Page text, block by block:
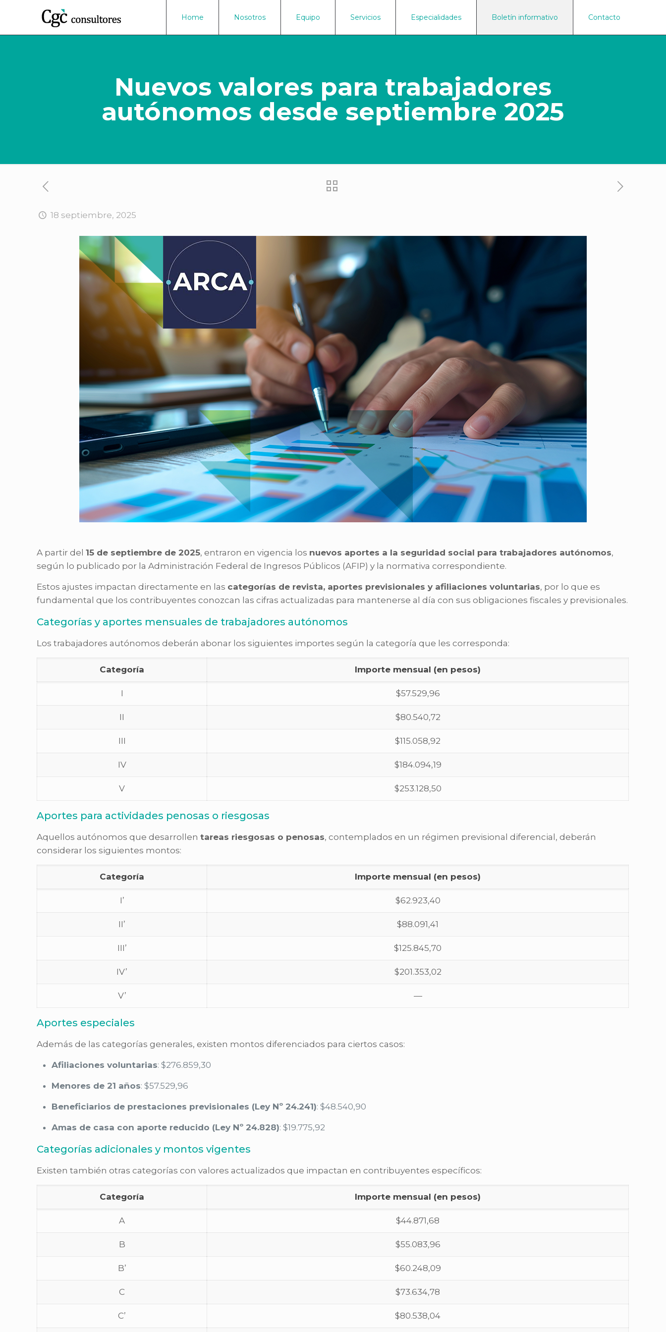
Home Nosotros Equipo Servicios Especialidades Boletín informativo Contacto
Nuevos valores para trabajadores
autónomos desde septiembre 2025
18 septiembre, 2025
A partir del15 de septiembre de 2025, entraron en vigencia los nuevos aportes a la seguridad social para trabajadores autónomos,
según lo publicado por la Administración Federal de Ingresos Públicos (AFIP) y la normativa correspondiente.
Estos ajustes impactan directamente en las categorías de revista, aportes previsionales y afiliaciones voluntarias, por lo que es
fundamental que los contribuyentes conozcan las cifras actualizadas para mantenerse al día con sus obligaciones fiscales y previsionales.
Categorías y aportes mensuales de trabajadores autónomos
Los trabajadores autónomos deberán abonar los siguientes importes según la categoría que les corresponda:
Categoría Importe mensual (en pesos)
I $57.529,96
II $80.540,72
III $115.058,92
IV $184.094,19
V $253.128,50
Aportes para actividades penosas o riesgosas
Aquellos autónomos que desarrollentareas riesgosas o penosas, contemplados en un régimen previsional diferencial, deberán
considerar los siguientes montos:
Categoría Importe mensual (en pesos)
I’ $62.923,40
II’ $88.091,41
III’ $125.845,70
IV’ $201.353,02
V’ —
Aportes especiales
Además de las categorías generales, existen montos diferenciados para ciertos casos:
Afiliaciones voluntarias: $276.859,30
Menores de 21 años: $57.529,96
Beneficiarios de prestaciones previsionales (Ley Nº 24.241): $48.540,90
Amas de casa con aporte reducido (Ley Nº 24.828): $19.775,92
Categorías adicionales y montos vigentes
Existen también otras categorías con valores actualizados que impactan en contribuyentes específicos:
Categoría Importe mensual (en pesos)
A $44.871,68
B $55.083,96
B’ $60.248,09
C $73.634,78
C’ $80.538,04